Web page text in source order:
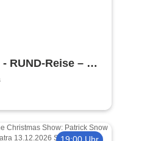
RUND-Reise – die
2026